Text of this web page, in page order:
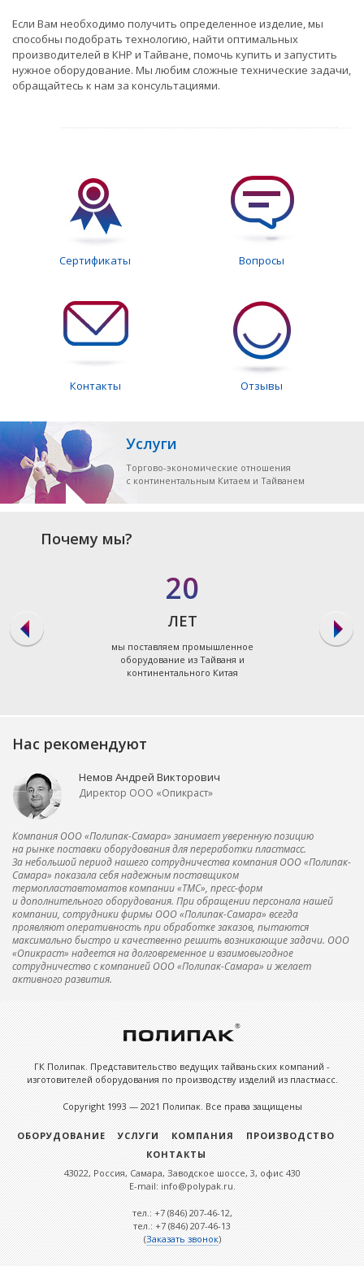
Если Вам необходимо получить определенное изделие, мы
способны подобрать технологию, найти оптимальных
производителей в КНР и Тайване, помочь купить и запустить
нужное оборудование. Мы любим сложные технические задачи,
обращайтесь к нам за консультациями.
Сертификаты Вопросы
Контакты Отзывы
Услуги
Торгово-экономические отношения
с континентальным Китаем и Тайванем
Почему мы?
20
ЛЕТ
мы поставляем промышленное
оборудование из Тайваня и
континентального Китая
Нас рекомендуют
Немов Андрей Викторович
Директор ООО «Опикраст»
Компания ООО «Полипак-Самара» занимает уверенную позицию
на рынке поставки оборудования для переработки пластмасс.
За небольшой период нашего сотрудничества компания ООО «Полипак-
Самара» показала себя надежным поставщиком
термопластавтоматов компании «ТМС», пресс-форм
и дополнительного оборудования. При обращении персонала нашей
компании, сотрудники фирмы ООО «Полипак-Самара» всегда
проявляют оперативность при обработке заказов, пытаются
максимально быстро и качественно решить возникающие задачи. ООО
«Опикраст» надеется на долговременное и взаимовыгодное
сотрудничество с компанией ООО «Полипак-Самара» и желает
активного развития.
ГК Полипак. Представительство ведущих тайваньских компаний -
изготовителей оборудования по производству изделий из пластмасс.
Copyright 1993 — 2021 Полипак. Все права защищены
ОБОРУДОВАНИЕ УСЛУГИ КОМПАНИЯ
ПРОИЗВОДСТВО
КОНТАКТЫ
43022, Россия, Самара, Заводское шоссе, 3, офис 430
E-mail: info@polypak.ru.
тел.: +7 (846) 207-46-12,
тел.: +7 (846) 207-46-13
(Заказать звонок)